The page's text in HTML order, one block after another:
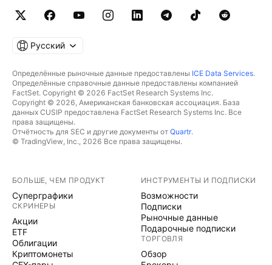
Русский
Определённые рыночные данные предоставлены ICE Data Services.
Определённые справочные данные предоставлены компанией
FactSet. Copyright © 2026 FactSet Research Systems Inc.
Copyright © 2026, Американская банковская ассоциация. База
данных CUSIP предоставлена FactSet Research Systems Inc. Все
права защищены.
Отчётность для SEC и другие документы от Quartr.
© TradingView, Inc., 2026 Все права защищены.
БОЛЬШЕ, ЧЕМ ПРОДУКТ
Суперграфики
СКРИНЕРЫ
Акции
ETF
Облигации
Криптомонеты
ИНСТРУМЕНТЫ И ПОДПИСКИ
Возможности
Подписки
Рыночные данные
Подарочные подписки
ТОРГОВЛЯ
Обзор